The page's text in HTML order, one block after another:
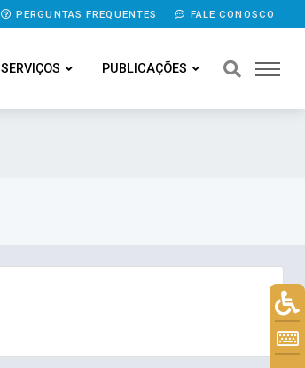
PERGUNTAS FREQUENTES FALE CONOSCO
SERVIÇOS PUBLICAÇÕES